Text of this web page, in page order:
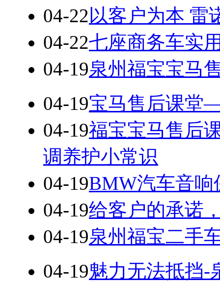
04-22以客户为本 雷
04-22七座商务车实
04-19泉州福宝宝马
04-19宝马售后课堂
04-19福宝宝马售后
调养护小常识
04-19BMW汽车音响
04-19给客户的承诺
04-19泉州福宝二手
04-19魅力无法抵挡-